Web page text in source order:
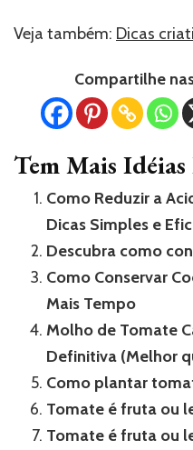
Veja também: Dicas
Compartilhe
Tem Mais
Como Reduzir a
Dicas Simples e
Descubra como
Como Conservar
Mais Tempo
Molho de Tomate
Definitiva (Melhor
Como plantar
Tomate é fruta ou
Tomate é fruta ou